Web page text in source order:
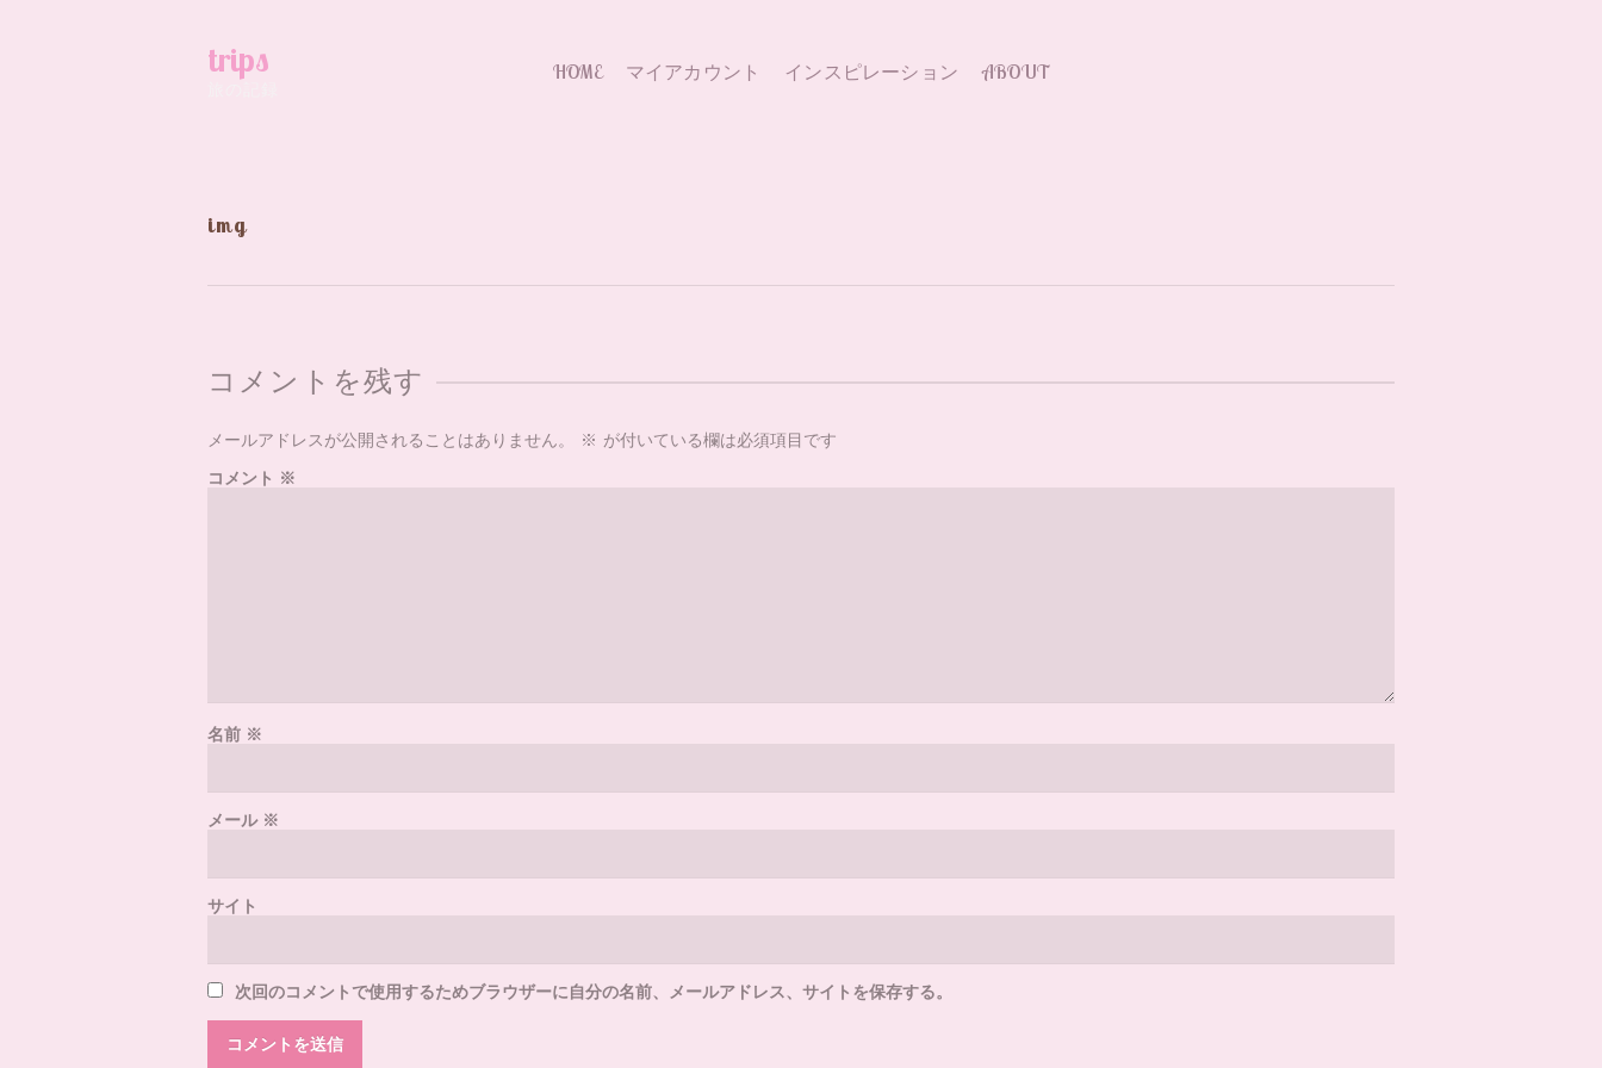
trips HOME マイアカウント インスピレーション ABOUT
img
コメントを残す
メールアドレスが公開されることはありません。 ※ が付いている欄は必須項目です
コメント ※
名前 ※
メール※
サイト
次回のコメントで使用するためブラウザーに自分の名前、メールアドレス、サイトを保存する。